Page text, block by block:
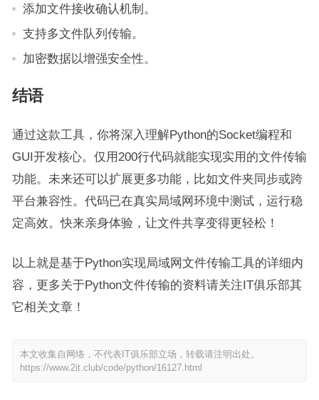
添加文件接收确认机制。
支持多文件队列传输。
加密数据以增强安全性。
结语
通过这款工具，你将深入理解Python的Socket编程和
GUI开发核心。仅用200行代码就能实现实用的文件传输
功能。未来还可以扩展更多功能，比如文件夹同步或跨
平台兼容性。代码已在真实局域网环境中测试，运行稳
定高效。快来亲身体验，让文件共享变得更轻松！
以上就是基于Python实现局域网文件传输工具的详细内
容，更多关于Python文件传输的资料请关注IT俱乐部其
它相关文章！
本文收集自网络，不代表IT俱乐部立场，转载请注明出处。
https://www.2it.club/code/python/16127.html